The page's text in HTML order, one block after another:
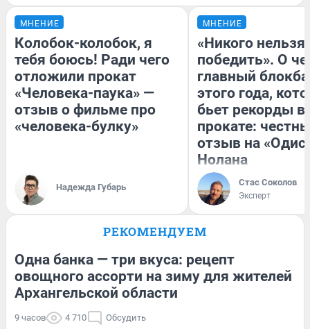
МНЕНИЕ
Колобок-колобок, я
тебя боюсь! Ради чего
отложили прокат
«Человека-паука» —
отзыв о фильме про
«человека-булку»
Надежда Губарь
МНЕНИЕ
«Никого нельзя
победить». О
главный
этого года,
бьет рекорды в
прокате:
отзыв на
Нолана
Стас Соколов
Эксперт
РЕКОМЕНДУЕМ
Одна банка — три вкуса: рецепт
овощного ассорти на зиму для жителей
Архангельской области
9 часов 4 710 Обсудить